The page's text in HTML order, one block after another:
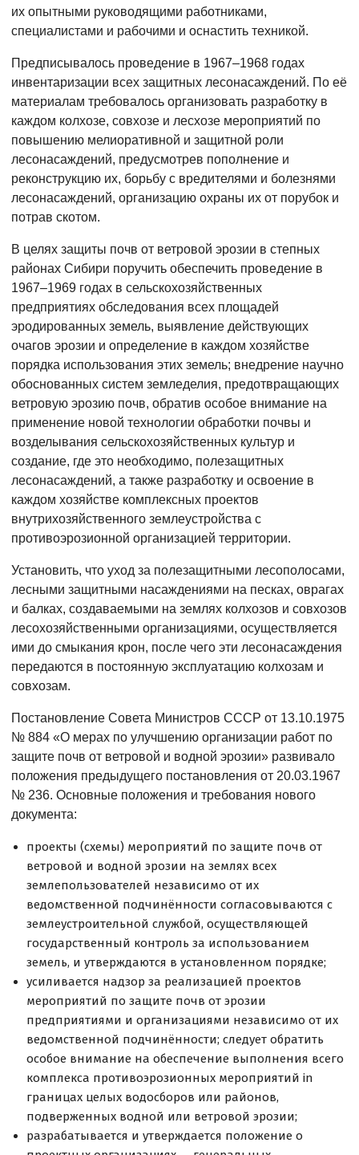
их опытными руководящими работниками,
специалистами и рабочими и оснастить техникой.
Предписывалось проведение в 1967–1968 годах
инвентаризации всех защитных лесонасаждений. По её
материалам требовалось организовать разработку в
каждом колхозе, совхозе и лесхозе мероприятий по
повышению мелиоративной и защитной роли
лесонасаждений, предусмотрев пополнение и
реконструкцию их, борьбу с вредителями и болезнями
лесонасаждений, организацию охраны их от порубок и
потрав скотом.
В целях защиты почв от ветровой эрозии в степных
районах Сибири поручить обеспечить проведение в
1967–1969 годах в сельскохозяйственных
предприятиях обследования всех площадей
эродированных земель, выявление действующих
очагов эрозии и определение в каждом хозяйстве
порядка использования этих земель; внедрение научно
обоснованных систем земледелия, предотвращающих
ветровую эрозию почв, обратив особое внимание на
применение новой технологии обработки почвы и
возделывания сельскохозяйственных культур и
создание, где это необходимо, полезащитных
лесонасаждений, а также разработку и освоение в
каждом хозяйстве комплексных проектов
внутрихозяйственного землеустройства с
противоэрозионной организацией территории.
Установить, что уход за полезащитными лесополосами,
лесными защитными насаждениями на песках, оврагах
и балках, создаваемыми на землях колхозов и совхозов
лесохозяйственными организациями, осуществляется
ими до смыкания крон, после чего эти лесонасаждения
передаются в постоянную эксплуатацию колхозам и
совхозам.
Постановление Совета Министров СССР от 13.10.1975
№ 884 «О мерах по улучшению организации работ по
защите почв от ветровой и водной эрозии» развивало
положения предыдущего постановления от 20.03.1967
№ 236. Основные положения и требования нового
документа:
проекты (схемы) мероприятий по защите почв от
ветровой и водной эрозии на землях всех
землепользователей независимо от их
ведомственной подчинённости согласовываются с
землеустроительной службой, осуществляющей
государственный контроль за использованием
земель, и утверждаются в установленном порядке;
усиливается надзор за реализацией проектов
мероприятий по защите почв от эрозии
предприятиями и организациями независимо от их
ведомственной подчинённости; следует обратить
особое внимание на обеспечение выполнения всего
комплекса противоэрозионных мероприятий in
границах целых водосборов или районов,
подверженных водной или ветровой эрозии;
разрабатывается и утверждается положение о